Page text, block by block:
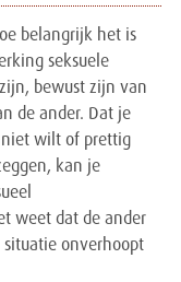
belangrijk het is
seksuele
bewust zijn van
de ander. Dat je
niet wilt of prettig
kan je
weet dat de ander
onverhoopt